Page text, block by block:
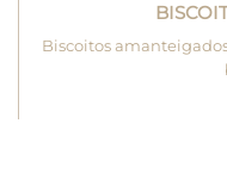
Biscoitos